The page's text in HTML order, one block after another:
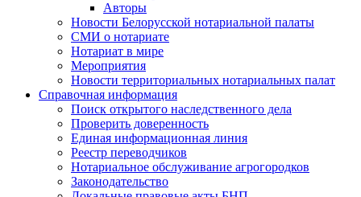
Авторы
Новости Белорусской нотариальной палаты
СМИ о нотариате
Нотариат в мире
Мероприятия
Новости территориальных нотариальных палат
Справочная информация
Поиск открытого наследственного дела
Проверить доверенность
Единая информационная линия
Реестр переводчиков
Нотариальное обслуживание агрогородков
Законодательство